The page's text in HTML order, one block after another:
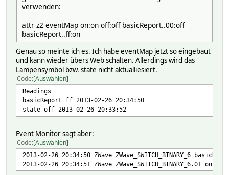
verwenden:
attr z2 eventMap on:on off:off basicReport..00:off
basicReport..ff:on
Genau so meinte ich es. Ich habe eventMap jetzt so eingebaut
und kann wieder übers Web schalten. Allerdings wird das
Lampensymbol bzw. state nicht aktualliesiert.
Code Auswählen
Readings
basicReport ff 2013-02-26 20:34:50
state off 2013-02-26 20:33:52
Event Monitor sagt aber:
Code Auswählen
2013-02-26 20:34:50 ZWave ZWave_SWITCH_BINARY_6
2013-02-26 20:34:51 ZWave ZWave_SWITCH_BINARY_6.01 on